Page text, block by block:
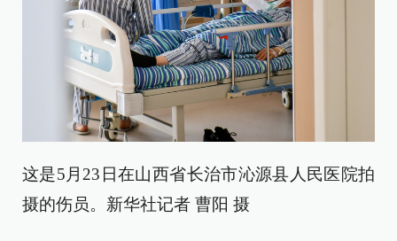
这是5月23日在山西省长治市沁源县人民医院拍
摄的伤员。新华社记者 曹阳 摄